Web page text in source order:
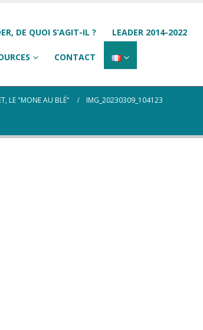
DE QUOI S’AGIT-IL ? LEADER 2014-2022
CONTACT
LE "MONE AU BLÉ" IMG_20230309_104123